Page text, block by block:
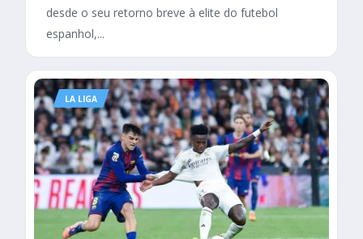
desde o seu retorno breve à elite do futebol
espanhol,...
LA LIGA